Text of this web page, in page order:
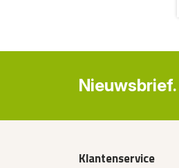
Nieuwsbrief.
Klantenservice